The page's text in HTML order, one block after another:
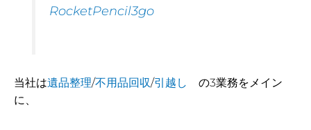
RocketPencil3go
当社は遺品整理/不用品回収/引越し
の3業務をメイン
に、